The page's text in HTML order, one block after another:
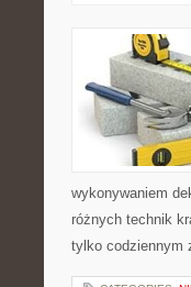
wykonywaniem
różnych technik
tylko